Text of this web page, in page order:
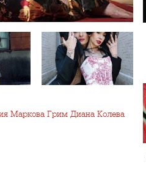
Маркова Грим Диана Колева